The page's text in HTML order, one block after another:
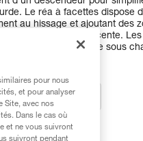
Le réa à facettes dispose
au hissage et ajoutant des
à la descente.
d'orienter la poulie sous
Trouvez un revendeur
pour nous
et pour analyser
Site, avec nos
Dans le cas où
et ne vous suivront
suivront pendant